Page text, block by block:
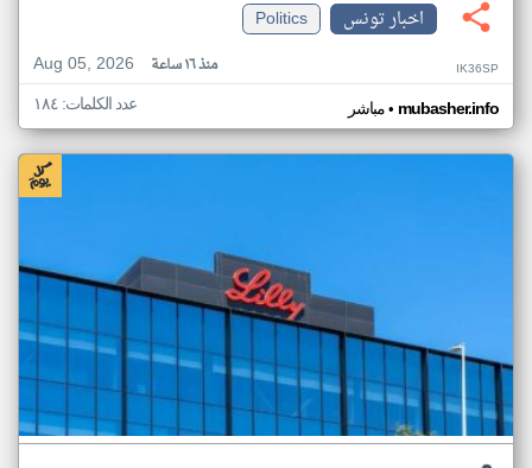
اخبار تونس
Politics
Aug 05, 2026
منذ ١٦ ساعة IK36SP
مباشر• mubasher.info عدد الكلمات: ١٨٤